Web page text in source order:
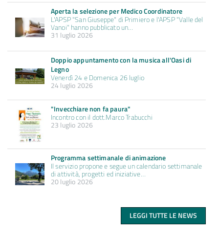
Aperta la selezione per Medico Coordinatore
L'APSP "San Giuseppe" di Primiero e l'APSP "Valle del
Vanoi" hanno pubblicato un…
31 luglio 2026
Doppio appuntamento con la musica all'Oasi di
Legno
Venerdì 24 e Domenica 26 luglio
24 luglio 2026
"Invecchiare non fa paura"
Incontro con il dott.Marco Trabucchi
23 luglio 2026
Programma settimanale di animazione
Il servizio propone e segue un calendario settimanale
di attività, progetti ed iniziative…
20 luglio 2026
LEGGI TUTTE LE NEWS